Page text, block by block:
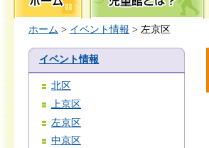
ホーム > イベント情報 > 左京区
イベント情報
北区
上京区
左京区
中京区